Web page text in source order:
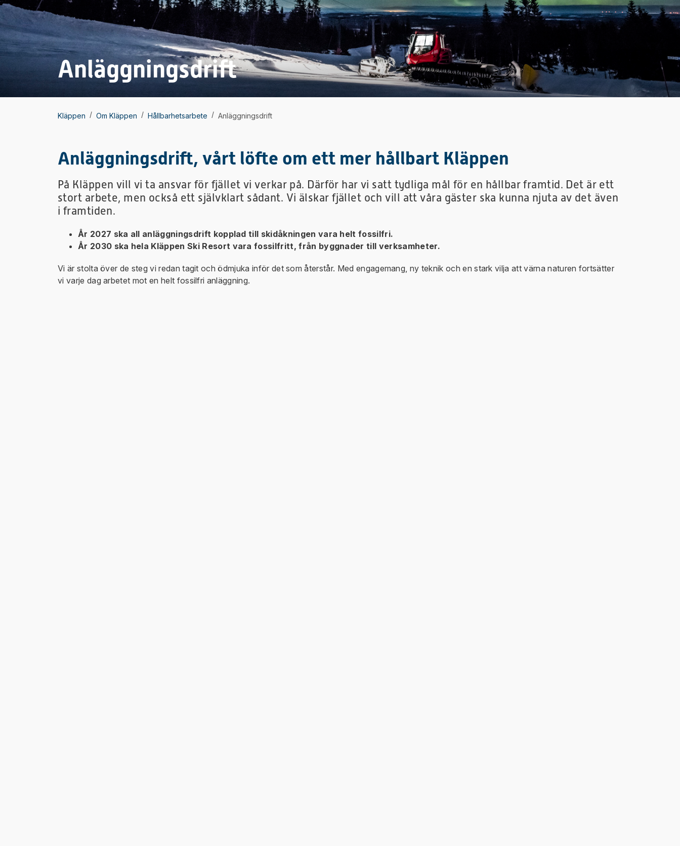
Anläggningsdrift
Kläppen / Om Kläppen / Hållbarhetsarbete / Anläggningsdrift
Anläggningsdrift, vårt löfte om ett mer hållbart Kläppen
På Kläppen vill vi ta ansvar för fjället vi verkar på. Därför har vi satt tydliga mål för en hållbar framtid. Det är ett
stort arbete, men också ett självklart sådant. Vi älskar fjället och vill att våra gäster ska kunna njuta av det även
i framtiden.
År 2027 ska all anläggningsdrift kopplad till skidåkningen vara helt fossilfri.
År 2030 ska hela Kläppen Ski Resort vara fossilfritt, från byggnader till verksamheter.
Vi är stolta över de steg vi redan tagit och ödmjuka inför det som återstår. Med engagemang, ny teknik och en stark vilja att värna naturen fortsätter
vi varje dag arbetet mot en helt fossilfri anläggning.